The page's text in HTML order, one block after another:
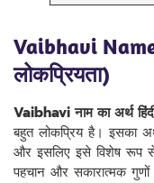
Vaibhavi
लोकप्रियता)
Vaibhavi नाम का अर्थ
बहुत लोकप्रिय है। इसका
और इसलिए इसे विशेष रूप
पहचान और सकारात्मक